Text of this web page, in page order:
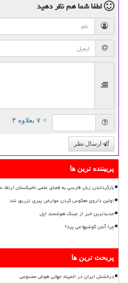
لطفا شما همنظر دهید
= ۷ بعلاوه ۳
ارسال نظر
پربیننده ترین ها
بازگرداندن زبان فارسی به فضای علمی تاجیکستان
اولین داروی معکوس کردن عوارض پیری تزریق شد
جدیدترین خبر از عینک هوشمند اپل
چرا آنتن گوشیها می پرد؟
پربحث ترین ها
درخشش ایران در المپیاد جهانی هوش مصنوعی